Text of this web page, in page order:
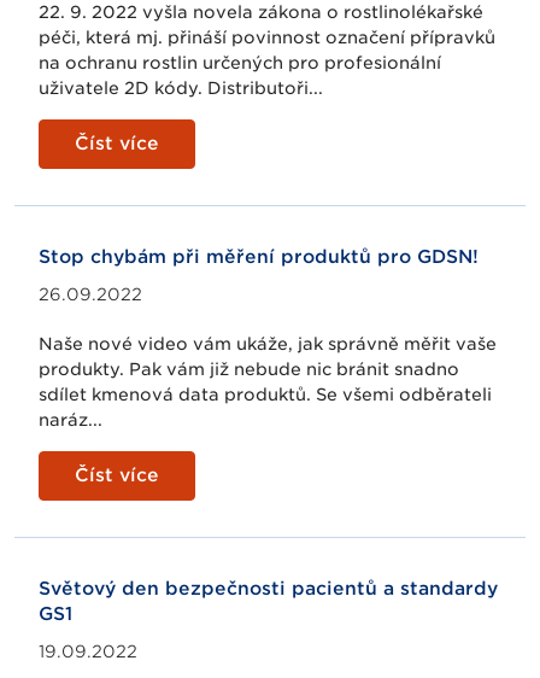
22. 9. 2022 vyšla novela zákona o rostlinolékařské
péči, která mj. přináší povinnost označení přípravků
na ochranu rostlin určených pro profesionální
uživatele 2D kódy. Distributoři...
Číst více
Stop chybám při měření produktů pro GDSN!
26.09.2022
Naše nové video vám ukáže, jak správně měřit vaše
produkty. Pak vám již nebude nic bránit snadno
sdílet kmenová data produktů. Se všemi odběrateli
naráz...
Číst více
Světový den bezpečnosti pacientů a standardy
GS1
19.09.2022